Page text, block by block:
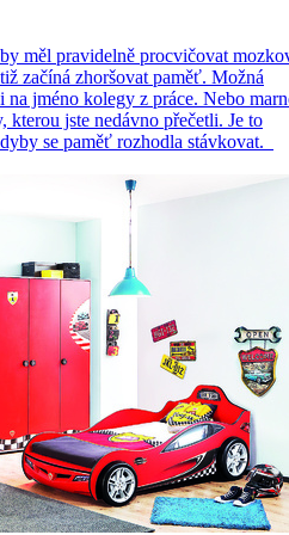
měl pravidelně procvičovat
začíná zhoršovat paměť. Možná
na jméno kolegy z práce. Nebo
jste nedávno přečetli. Je to
se paměť rozhodla stávkovat.